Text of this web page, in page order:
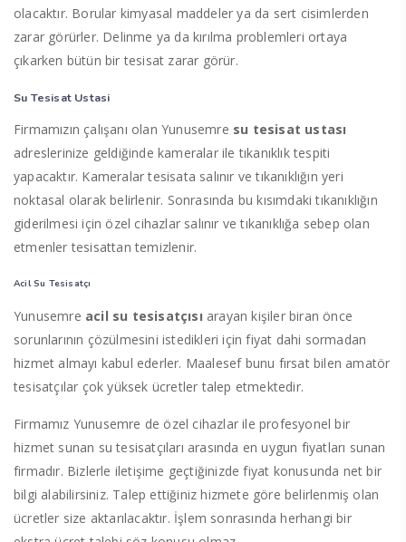
olacaktır. Borular kimyasal maddeler ya da sert cisimlerden
zarar görürler. Delinme ya da kırılma problemleri ortaya
çıkarken bütün bir tesisat zarar görür.
Su Tesisat Ustasi
Firmamızın çalışanı olan Yunusemre su tesisat ustası
adreslerinize geldiğinde kameralar ile tıkanıklık tespiti
yapacaktır. Kameralar tesisata salınır ve tıkanıklığın yeri
noktasal olarak belirlenir. Sonrasında bu kısımdaki tıkanıklığın
giderilmesi için özel cihazlar salınır ve tıkanıklığa sebep olan
etmenler tesisattan temizlenir.
Acil Su Tesisatçı
Yunusemre acil su tesisatçısı arayan kişiler biran önce
sorunlarının çözülmesini istedikleri için fiyat dahi sormadan
hizmet almayı kabul ederler. Maalesef bunu fırsat bilen amatör
tesisatçılar çok yüksek ücretler talep etmektedir.
Firmamız Yunusemre de özel cihazlar ile profesyonel bir
hizmet sunan su tesisatçıları arasında en uygun fiyatları sunan
firmadır. Bizlerle iletişime geçtiğinizde fiyat konusunda net bir
bilgi alabilirsiniz. Talep ettiğiniz hizmete göre belirlenmiş olan
ücretler size aktarılacaktır. İşlem sonrasında herhangi bir